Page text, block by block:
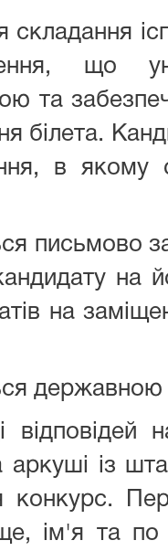
що
та
білета.
в якому
письмово
на
на
відповідей
аркуші із
конкурс.
ім'я та